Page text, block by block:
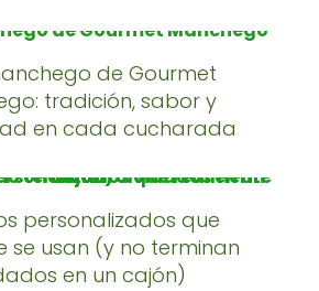
de Gourmet
tradición, sabor y
en cada cucharada
personalizados que
se usan (y no terminan
en un cajón)